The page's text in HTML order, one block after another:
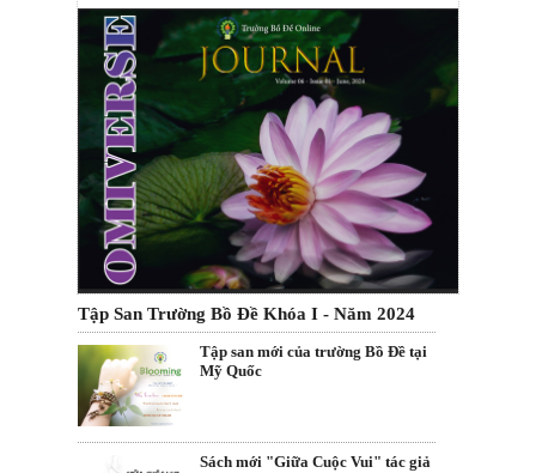
Tập San Trường Bồ Đề Khóa I - Năm 2024
Tập san mới của trường Bồ Đề tại
Mỹ Quốc
Sách mới "Giữa Cuộc Vui" tác giả